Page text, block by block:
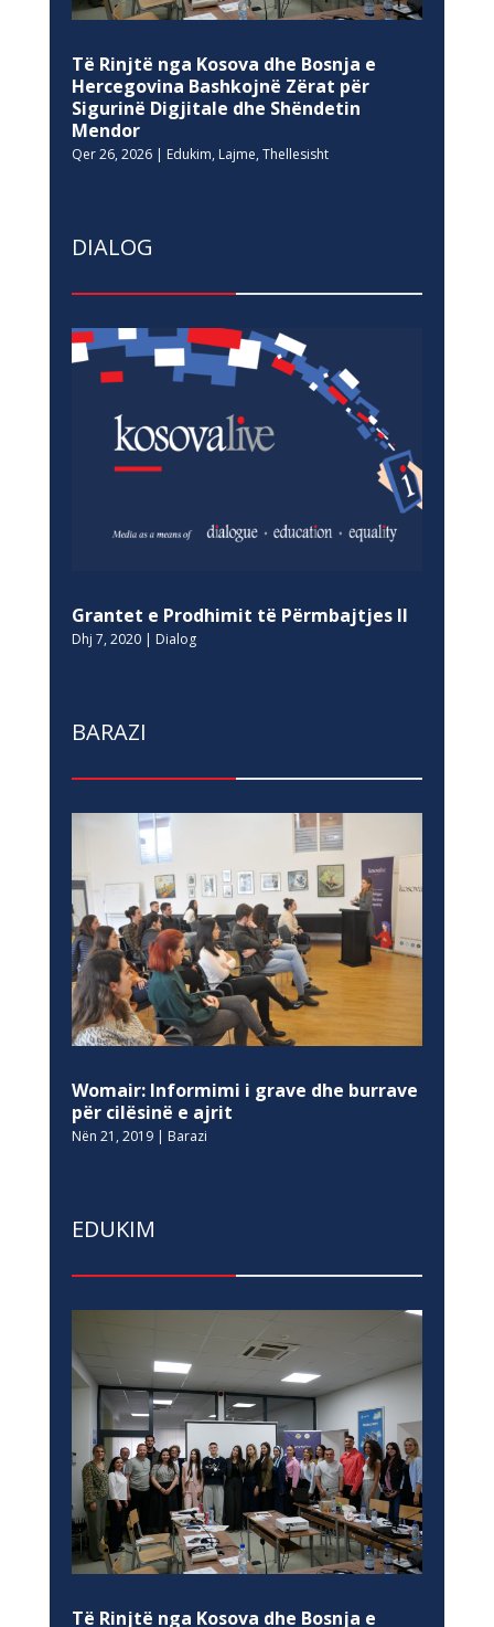
Të Rinjtë nga Kosova dhe Bosnja e
Hercegovina Bashkojnë Zërat për
Sigurinë Digjitale dhe Shëndetin
Mendor
Qer 26, 2026| Edukim, Lajme, Thellesisht
DIALOG
Grantet e Prodhimit të Përmbajtjes II
Dhj 7, 2020| Dialog
BARAZI
Womair: Informimi i grave dhe burrave
për cilësinë e ajrit
Nën 21, 2019| Barazi
EDUKIM
Të Rinjtë nga Kosova dhe Bosnja e